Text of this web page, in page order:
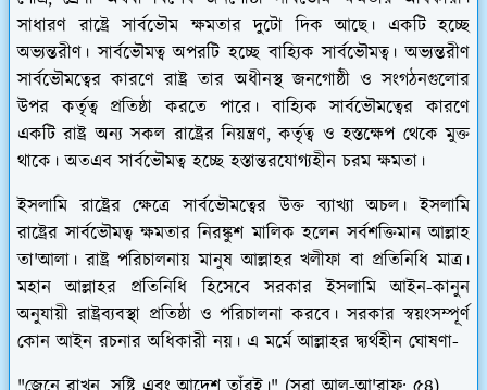
সাধারণ রাষ্ট্রে সার্বভৌম ক্ষমতার দুটো দিক আছে। একটি হচ্ছে
অভ্যন্তরীণ। সার্বভৌমত্ব অপরটি হচ্ছে বাহ্যিক সার্বভৌমত্ব। অভ্যন্তরীণ
সার্বভৌমত্বের কারণে রাষ্ট্র তার অধীনস্থ জনগোষ্ঠী ও সংগঠনগুলোর
উপর কর্তৃত্ব প্রতিষ্ঠা করতে পারে। বাহ্যিক সার্বভৌমত্বের কারণে
একটি রাষ্ট্র অন্য সকল রাষ্ট্রের নিয়ন্ত্রণ, কর্তৃত্ব ও হস্তক্ষেপ থেকে মুক্ত
থাকে। অতএব সার্বভৌমত্ব হচ্ছে হস্তান্তরযোগ্যহীন চরম ক্ষমতা।
ইসলামি রাষ্ট্রের ক্ষেত্রে সার্বভৌমত্বের উক্ত ব্যাখ্যা অচল। ইসলামি
রাষ্ট্রের সার্বভৌমত্ব ক্ষমতার নিরঙ্কুশ মালিক হলেন সর্বশক্তিমান আল্লাহ
তা'আলা। রাষ্ট্র পরিচালনায় মানুষ আল্লাহর খলীফা বা প্রতিনিধি মাত্র।
মহান আল্লাহর প্রতিনিধি হিসেবে সরকার ইসলামি আইন-কানুন
অনুযায়ী রাষ্ট্রব্যবস্থা প্রতিষ্ঠা ও পরিচালনা করবে। সরকার স্বয়ংসম্পূর্ণ
কোন আইন রচনার অধিকারী নয়। এ মর্মে আল্লাহর দ্ব্যর্থহীন ঘোষণা-